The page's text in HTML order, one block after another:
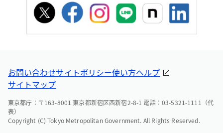
お問い合わせサイトポリシー使い方ヘルプ
サイトマップ
東京都庁：〒163-8001 東京都新宿区西新宿2-8-1 電話：03-5321-1111（代
表）
Copyright (C) Tokyo Metropolitan Government. All Rights Reserved.